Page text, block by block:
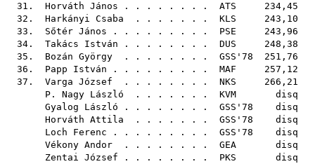
31. Horváth János . . . . . . . . ATS 234,45
32. Harkányi Csaba . . . . . . . KLS 243,10
33. Sőtér János . . . . . . . . . PSE 243,96
34. Takács István . . . . . . . . DUS 248,38
35. Bozán György . . . . . . . . GSS'78 251,76
36. Papp István . . . . . . . . . MAF 257,12
37. Varga József . . . . . . . . NKS 266,21
P. Nagy László . . . . . . . KVM disq
Gyalog László . . . . . . . . GSS'78 disq
Horváth Attila . . . . . . . GSS'78 disq
Loch Ferenc . . . . . . . . . GSS'78 disq
Vékony Andor . . . . . . . . GEA disq
Zentai József . . . . . . . . PKS disq